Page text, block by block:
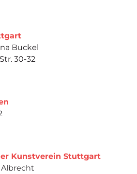
Buckel
30-32
Kunstverein Stuttgart
Albrecht